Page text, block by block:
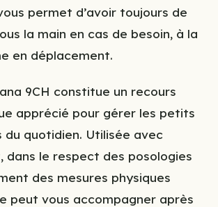
permet d’avoir toujours de
la main en cas de besoin, à la
en déplacement.
9CH constitue un recours
apprécié pour gérer les petits
quotidien. Utilisée avec
dans le respect des posologies
des mesures physiques
peut vous accompagner après